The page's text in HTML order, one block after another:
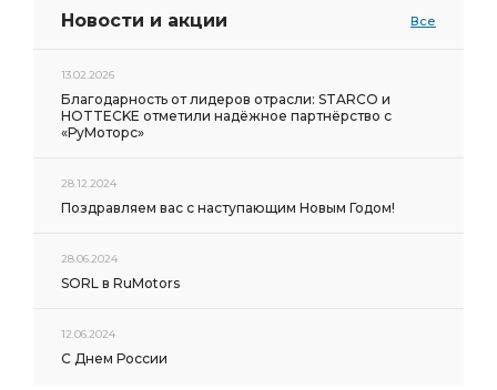
Новости и акции Все
13.02.2026
Благодарность от лидеров отрасли: STARCO и
HOTTECKE отметили надёжное партнёрство с
«РуМоторс»
28.12.2024
Поздравляем вас с наступающим Новым Годом!
28.06.2024
SORL в RuMotors
12.06.2024
С Днем России